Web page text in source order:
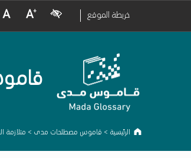
خريطة الموقع
Visual Impairment
Font Size
الرئيسية > قاموس مصطلحات مدى > متلازمة